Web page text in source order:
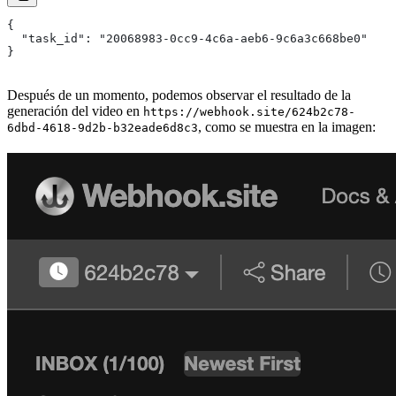
{
  "task_id": "20068983-0cc9-4c6a-aeb6-9c6a3c668be0"
}
Después de un momento, podemos observar el resultado de la
generación del video en https://webhook.site/624b2c78-
6dbd-4618-9d2b-b32eade6d8c3, como se muestra en la imagen: